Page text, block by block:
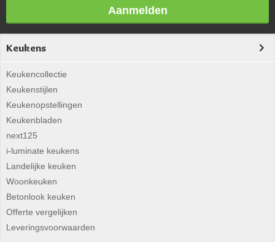
Aanmelden
Keukens
Keukencollectie
Keukenstijlen
Keukenopstellingen
Keukenbladen
next125
i-luminate keukens
Landelijke keuken
Woonkeuken
Betonlook keuken
Offerte vergelijken
Leveringsvoorwaarden